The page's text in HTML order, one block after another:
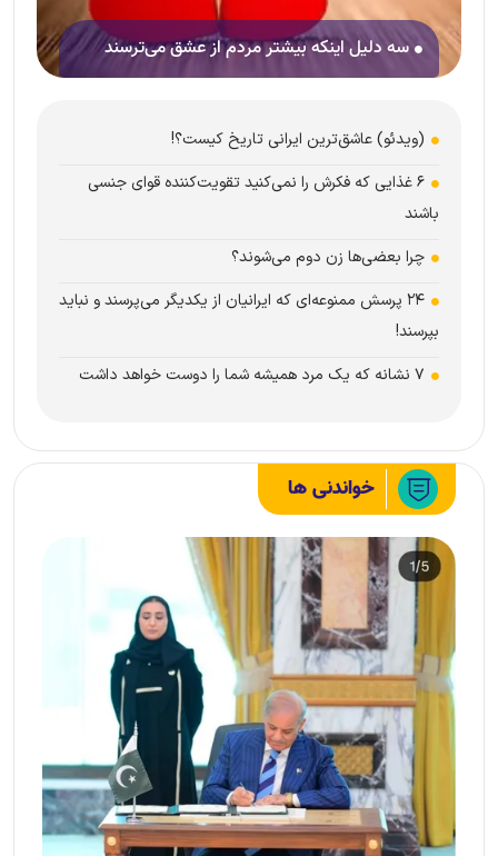
سه دلیل اینکه بیشتر مردم از عشق می‌ترسند
(ویدئو) عاشق‌ترین ایرانی تاریخ کیست؟!
۶ غذایی که فکرش را نمی‌کنید تقویت‌کننده قوای جنسی
باشند
چرا بعضی‌ها زن دوم می‌شوند؟
۲۴ پرسش ممنوعه‌ای که ایرانیان از یکدیگر می‌پرسند و نباید
بپرسند!
۷ نشانه که یک مرد همیشه شما را دوست خواهد داشت
خواندنی ها